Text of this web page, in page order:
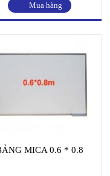
Mua hàng
MICA 0.6 * 0.8